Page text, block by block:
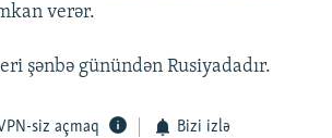
TELEFONUNUZDA
saytları
verər.
şənbə günündən Rusiyadadır.
siz açmaq Bizi izlə